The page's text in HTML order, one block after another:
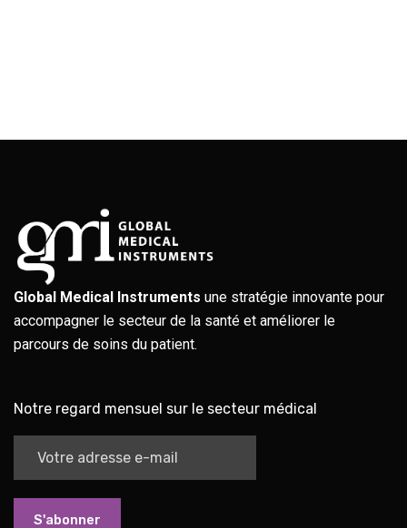
Global Medical Instruments une stratégie innovante pour
accompagner le secteur de la santé et améliorer le
parcours de soins du patient.
Notre regard mensuel sur le secteur médical
S'abonner